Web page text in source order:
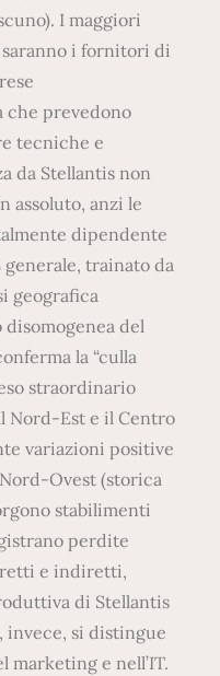
I maggiori
i fornitori di
che prevedono
tecniche e
da Stellantis non
assoluto, anzi le
dipendente
generale, trainato da
geografica
del
la “culla
straordinario
Nord-Est e il Centro
variazioni positive
Ovest (storica
stabilimenti
perdite
e indiretti,
di Stellantis
invece, si distingue
marketing e nell’IT.